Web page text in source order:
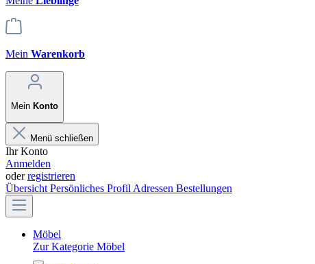
Mein Warenkorb
Mein Konto
Menü schließen
Ihr Konto
Anmelden
oderregistrieren
Übersicht Persönliches Profil Adressen Bestellungen
Möbel
Zur Kategorie Möbel